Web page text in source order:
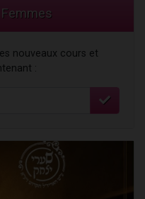
nouveaux cours et
: